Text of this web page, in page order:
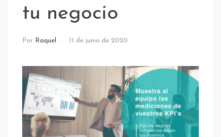
tu negocio
Por Raquel 11 de junio de 2020